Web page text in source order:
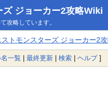
ズ ジョーカー2攻略Wiki
攻略しています。
ストモンスターズ ジョーカー2
一覧 | 最終更新 | 検索 | ヘルプ]